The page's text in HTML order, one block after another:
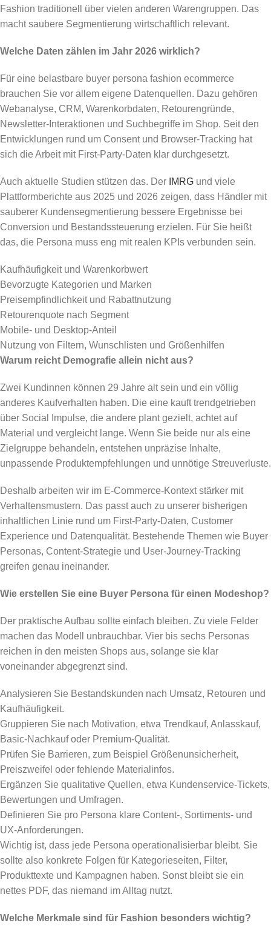
Fashion traditionell über vielen anderen Warengruppen. Das
macht saubere Segmentierung wirtschaftlich relevant.
Welche Daten zählen im Jahr 2026 wirklich?
Für eine belastbare buyer persona fashion ecommerce
brauchen Sie vor allem eigene Datenquellen. Dazu gehören
Webanalyse, CRM, Warenkorbdaten, Retourengründe,
Newsletter-Interaktionen und Suchbegriffe im Shop. Seit den
Entwicklungen rund um Consent und Browser-Tracking hat
sich die Arbeit mit First-Party-Daten klar durchgesetzt.
Auch aktuelle Studien stützen das. Der IMRG und viele
Plattformberichte aus 2025 und 2026 zeigen, dass Händler mit
sauberer Kundensegmentierung bessere Ergebnisse bei
Conversion und Bestandssteuerung erzielen. Für Sie heißt
das, die Persona muss eng mit realen KPIs verbunden sein.
Kaufhäufigkeit und Warenkorbwert
Bevorzugte Kategorien und Marken
Preisempfindlichkeit und Rabattnutzung
Retourenquote nach Segment
Mobile- und Desktop-Anteil
Nutzung von Filtern, Wunschlisten und Größenhilfen
Warum reicht Demografie allein nicht aus?
Zwei Kundinnen können 29 Jahre alt sein und ein völlig
anderes Kaufverhalten haben. Die eine kauft trendgetrieben
über Social Impulse, die andere plant gezielt, achtet auf
Material und vergleicht lange. Wenn Sie beide nur als eine
Zielgruppe behandeln, entstehen unpräzise Inhalte,
unpassende Produktempfehlungen und unnötige Streuverluste.
Deshalb arbeiten wir im E-Commerce-Kontext stärker mit
Verhaltensmustern. Das passt auch zu unserer bisherigen
inhaltlichen Linie rund um First-Party-Daten, Customer
Experience und Datenqualität. Bestehende Themen wie Buyer
Personas, Content-Strategie und User-Journey-Tracking
greifen genau ineinander.
Wie erstellen Sie eine Buyer Persona für einen Modeshop?
Der praktische Aufbau sollte einfach bleiben. Zu viele Felder
machen das Modell unbrauchbar. Vier bis sechs Personas
reichen in den meisten Shops aus, solange sie klar
voneinander abgegrenzt sind.
Analysieren Sie Bestandskunden nach Umsatz, Retouren und
Kaufhäufigkeit.
Gruppieren Sie nach Motivation, etwa Trendkauf, Anlasskauf,
Basic-Nachkauf oder Premium-Qualität.
Prüfen Sie Barrieren, zum Beispiel Größenunsicherheit,
Preiszweifel oder fehlende Materialinfos.
Ergänzen Sie qualitative Quellen, etwa Kundenservice-Tickets,
Bewertungen und Umfragen.
Definieren Sie pro Persona klare Content-, Sortiments- und
UX-Anforderungen.
Wichtig ist, dass jede Persona operationalisierbar bleibt. Sie
sollte also konkrete Folgen für Kategorieseiten, Filter,
Produkttexte und Kampagnen haben. Sonst bleibt sie ein
nettes PDF, das niemand im Alltag nutzt.
Welche Merkmale sind für Fashion besonders wichtig?